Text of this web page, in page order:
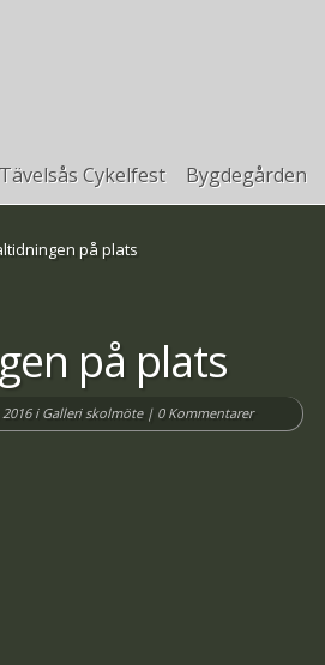
Tävelsås Cykelfest Bygdegården
på plats
på plats
i Galleri skolmöte| 0 Kommentarer